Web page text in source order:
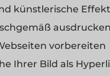
künstlerische
ausdrucken
vorbereiten
Ihrer Bild als